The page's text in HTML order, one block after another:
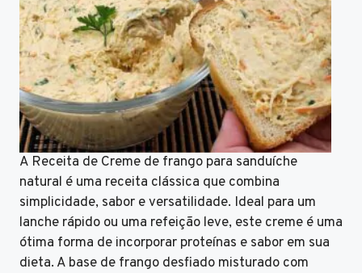
A Receita de Creme de frango para sanduíche
natural é uma receita clássica que combina
simplicidade, sabor e versatilidade. Ideal para um
lanche rápido ou uma refeição leve, este creme é uma
ótima forma de incorporar proteínas e sabor em sua
dieta. A base de frango desfiado misturado com